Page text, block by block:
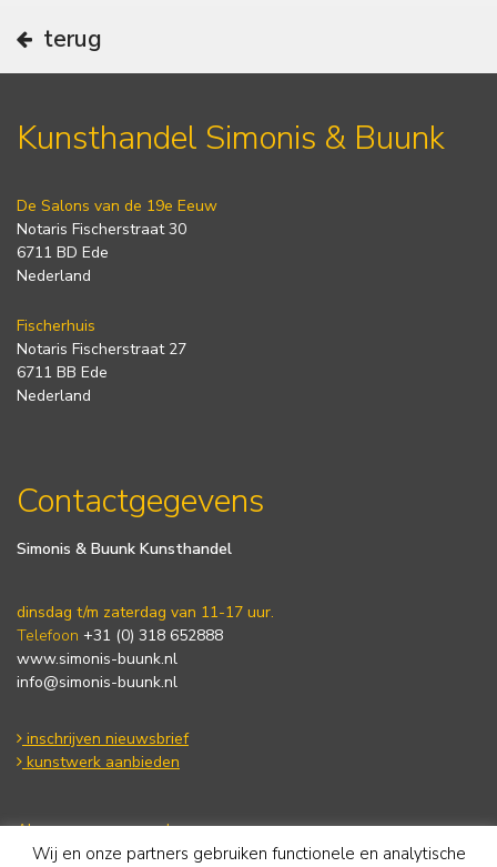
terug
Kunsthandel Simonis & Buunk
De Salons van de 19e Eeuw
Notaris Fischerstraat 30
6711 BD Ede
Nederland
Fischerhuis
Notaris Fischerstraat 27
6711 BB Ede
Nederland
Contactgegevens
Simonis & Buunk Kunsthandel
dinsdag t/m zaterdag van 11-17 uur.
Telefoon +31 (0) 318 652888
www.simonis-buunk.nl
info@simonis-buunk.nl
inschrijven nieuwsbrief
kunstwerk aanbieden
Algemene voorwaarden
Privacy statement
Wij en onze partners gebruiken functionele en analytische